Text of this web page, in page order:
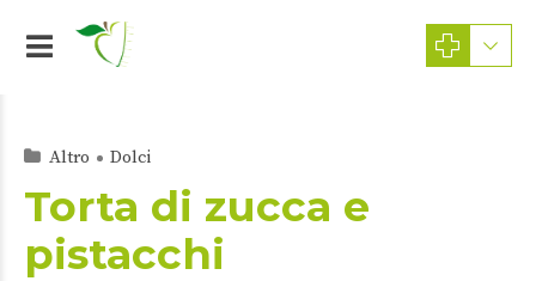
Altro Dolci
Torta di zucca e
pistacchi